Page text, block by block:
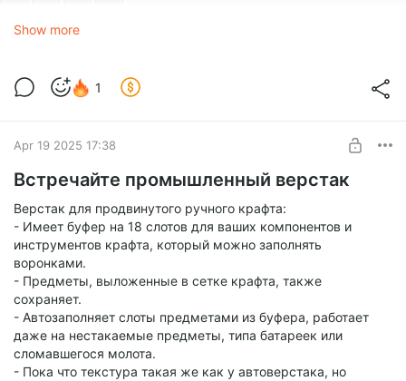
Анимированные текстуры для:
- Дробителя
- Металлоформовочной машины
- Термальной центрифуги
Show more
1
Apr 19 2025 17:38
Встречайте промышленный верстак
Верстак для продвинутого ручного крафта:
- Имеет буфер на 18 слотов для ваших компонентов и
инструментов крафта, который можно заполнять
воронками.
- Предметы, выложенные в сетке крафта, также
сохраняет.
- Автозаполняет слоты предметами из буфера, работает
даже на нестакаемые предметы, типа батареек или
сломавшегося молота.
- Пока что текстура такая же как у автоверстака, но